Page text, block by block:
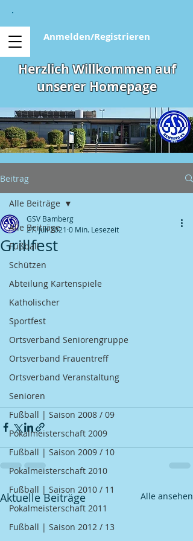
Anmelden/Registrieren
Herzlich Willkommen auf
unserer Homepage
Beitrag
Alle Beiträge
Fußball
Schützen
Abteilung Kartenspiele
Katholischer
Sportfest
Ortsverband Seniorengruppe
Ortsverband Frauentreff
Ortsverband Veranstaltung
Senioren
Fußball | Saison 2008 / 09
Pokalmeisterschaft 2009
Fußball | Saison 2009 / 10
Pokalmeisterschaft 2010
Fußball | Saison 2010 / 11
Pokalmeisterschaft 2011
Fußball | Saison 2012 / 13
Alle Beiträge
Grillfest
GSV Bamberg
27. Juli 2021 0 Min. Lesezeit
Aktuelle Beiträge Alle ansehen